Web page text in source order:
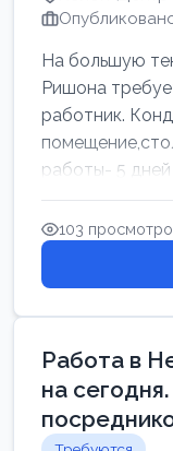
На большую
Ришона
работник.
работы- 5
17:00.Высокая
103
Работа в
на